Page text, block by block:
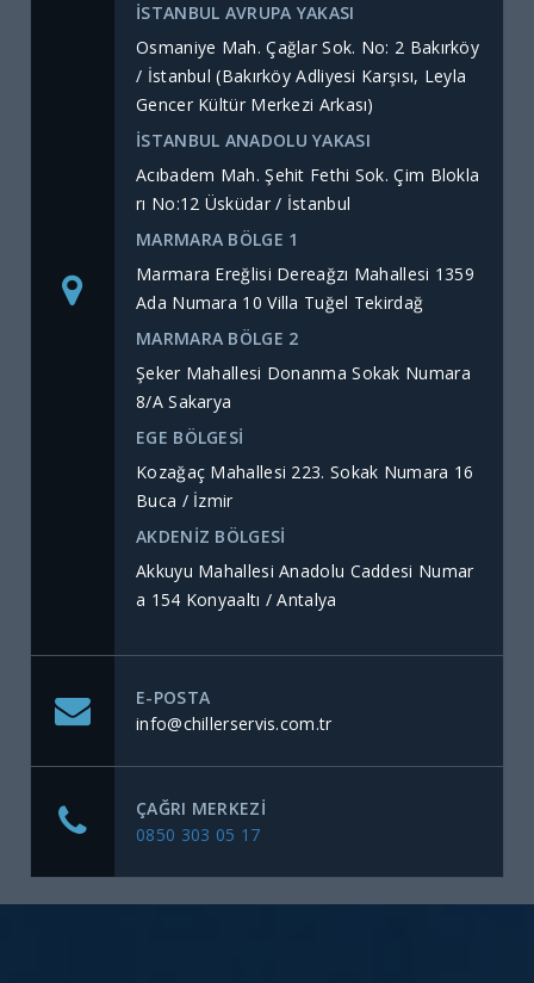
İSTANBUL AVRUPA YAKASI
Osmaniye Mah. Çağlar Sok. No: 2 Bakırköy
/ İstanbul (Bakırköy Adliyesi Karşısı, Leyla
Gencer Kültür Merkezi Arkası)
İSTANBUL ANADOLU YAKASI
Acıbadem Mah. Şehit Fethi Sok. Çim Blokla
rı No:12 Üsküdar / İstanbul
MARMARA BÖLGE 1
Marmara Ereğlisi Dereağzı Mahallesi 1359
Ada Numara 10 Villa Tuğel Tekirdağ
MARMARA BÖLGE 2
Şeker Mahallesi Donanma Sokak Numara
8/A Sakarya
EGE BÖLGESİ
Kozağaç Mahallesi 223. Sokak Numara 16
Buca / İzmir
AKDENİZ BÖLGESİ
Akkuyu Mahallesi Anadolu Caddesi Numar
a 154 Konyaaltı / Antalya
E-POSTA
info@chillerservis.com.tr
ÇAĞRI MERKEZI
0850 303 05 17